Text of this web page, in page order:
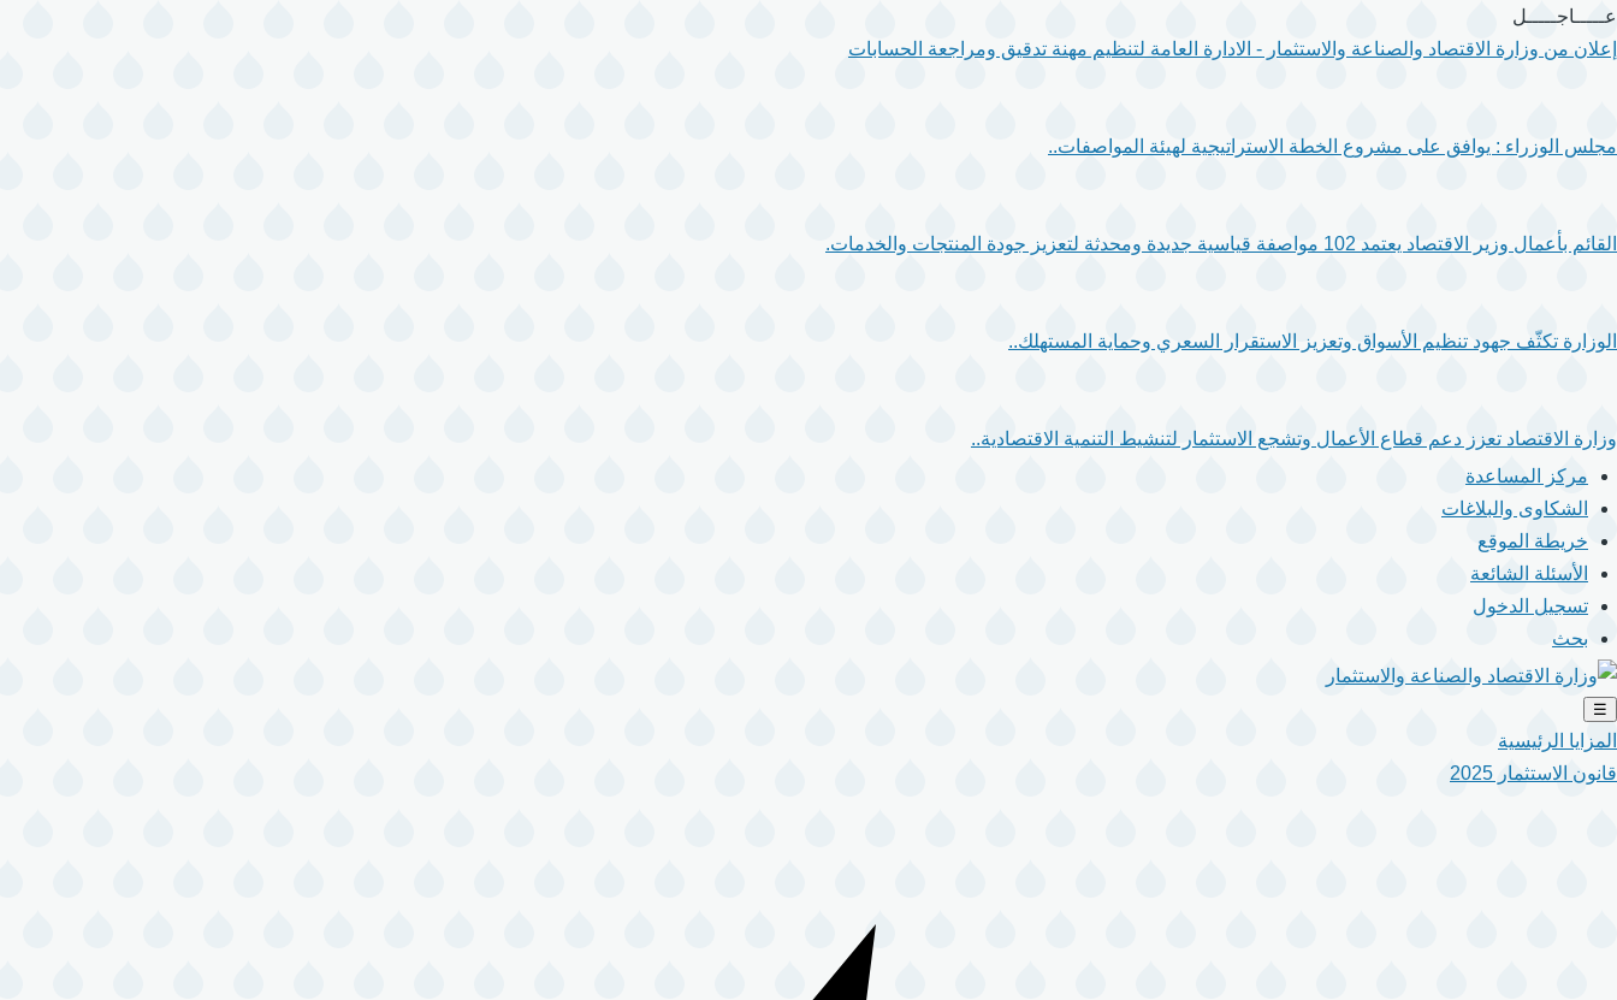
تجاوز
إلى
عـــــاجـــــل
إعلان من وزارة الاقتصاد والصناعة والاستثمار - الادارة العامة لتنظيم مهنة تدقيق ومراجعة الحسابات
مجلس الوزراء : يوافق على مشروع الخطة الاستراتيجية لهيئة المواصفات..
القائم بأعمال وزير الاقتصاد يعتمد 102 مواصفة قياسية جديدة ومحدثة لتعزيز جودة المنتجات والخدمات.
الوزارة تكثّف جهود تنظيم الأسواق وتعزيز الاستقرار السعري وحماية المستهلك..
وزارة الاقتصاد تعزز دعم قطاع الأعمال وتشجع الاستثمار لتنشيط التنمية الاقتصادية..
مركز المساعدة
الشكاوى والبلاغات
خريطة الموقع
الأسئلة الشائعة
تسجيل الدخول
بحث
☰
المزايا الرئيسية
قانون الاستثمار 2025